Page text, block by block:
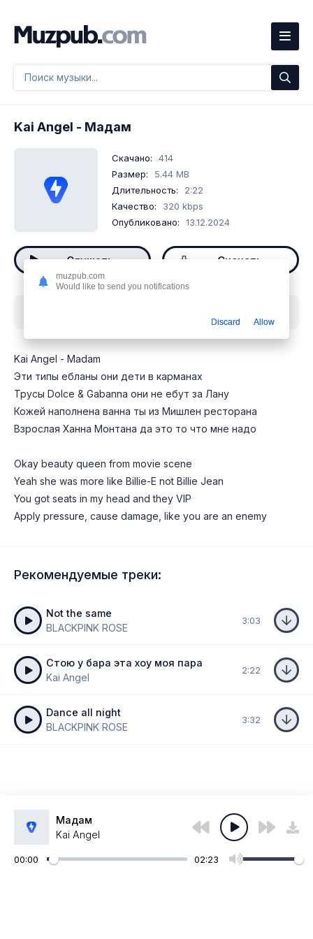
Kai Angel - Мадам
Скачано:
414
Размер:
5.44 MB
Длительность:
2:22
Качество:
320 kbps
Опубликовано:
13.12.2024
Слушать Скачать
Kai Angel - Madam
Эти типы ебланы они дети в карманах
Трусы Dolce & Gabanna они не ебут за Лану
Кожей наполнена ванна ты из Мишлен ресторана
Взрослая Ханна Монтана да это то что мне надо
Okay beauty queen from movie scene
Yeah she was more like Billie-E not Billie Jean
You got seats in my head and they VIP
Apply pressure, cause damage, like you are an enemy
Рекомендуемые треки:
Not the same
BLACKPINK ROSE
3:03
Стою у бара эта хоу моя пара
Kai Angel
2:22
Dance all night
BLACKPINK ROSE
3:32
Мадам
Kai Angel
00:00 02:23
muzpub.com
Would like to send you notifications
Discard Allow